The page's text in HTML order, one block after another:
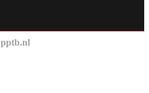
pptb.nl